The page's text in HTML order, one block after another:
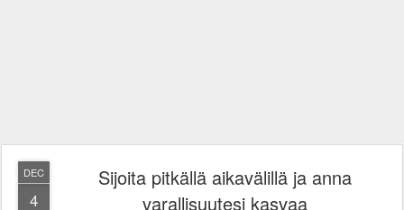
DEC
4
Sijoita pitkällä aikavälillä ja anna
varallisuutesi kasvaa